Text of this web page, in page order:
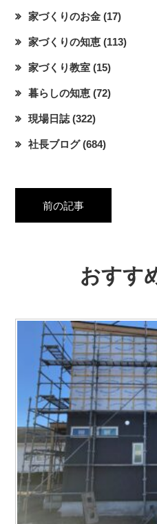
家づくりのお金 (17)
家づくりの知恵 (113)
家づくり教室 (15)
暮らしの知恵 (72)
現場日誌 (322)
社長ブログ(684)
前の記事
おすす